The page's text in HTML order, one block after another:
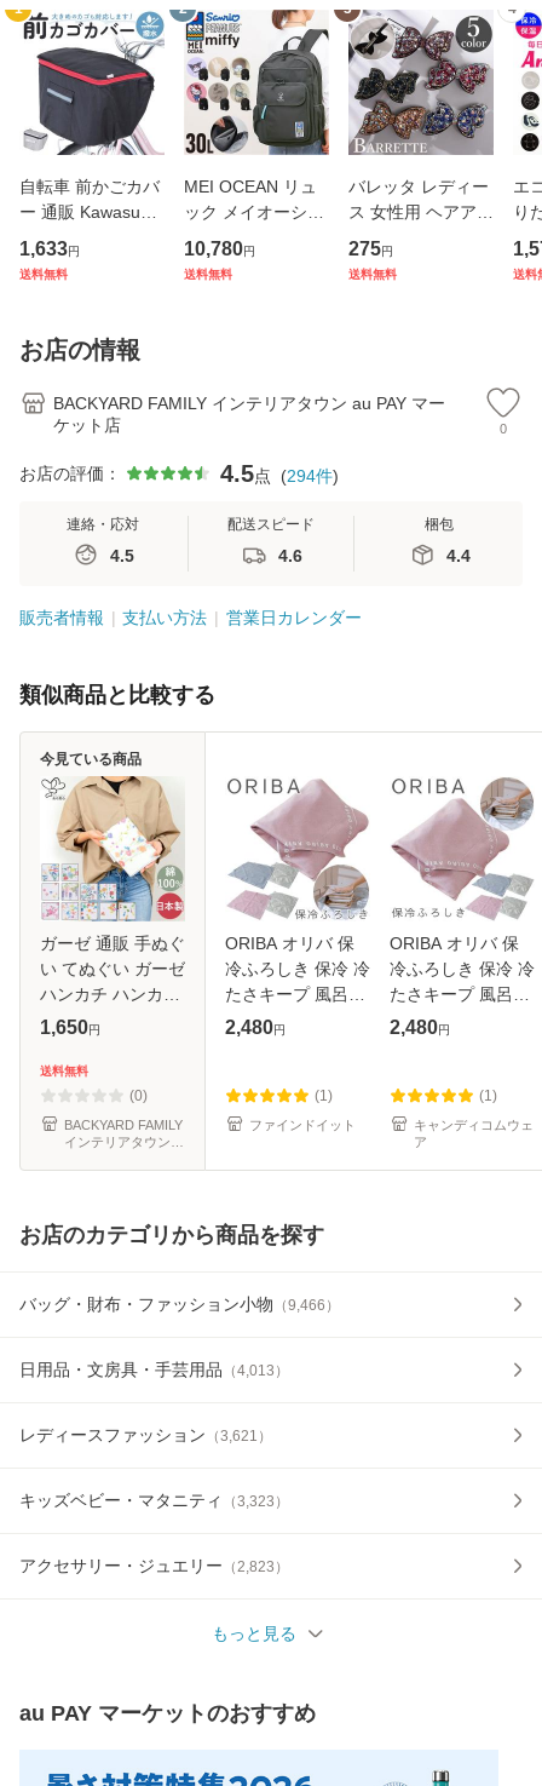
1
自転車 前かごカバ
ー 通販 Kawasumi
カワスミ 前カゴカ
バー バスケット カ
カバー 前 Keia＋
かわ
1,633円
送料無料
2
MEI OCEAN リュ
ック メイオーシャ
ン 6206 通販 リュ
ックサック バック
10,780円
送料無料
3
バレッタ レディー
ス 女性用 ヘアアク
セサリー リボン ラ
インストーン キラ
275円
送料無料
4
エ
り
ト
ア
送料
お店の情報
BACKYARD FAMILY インテリアタウン au PAY マー
ケット店
0
お店の評価： 4.5点 (294件)
連絡・応対
4.5
配送スピード
4.6
梱包
4.4
販売者情報 支払い方法 営業日カレンダー
類似商品と比較する
ガーゼ 通販 手ぬぐ
い てぬぐい ガーゼ
ハンカチ ハンカチ
二重ガーゼ ランチ
り 肌に優しい ふん
わり 軽い 洗える
吸水
1,650円
送料無料
(0)
BACKYARD FAMILY
インテリアタウン
店
今見ている商品
ORIBA オリバ 保
冷ふろしき 保冷 冷
たさキープ 風呂敷
まとめ買い 冷凍 食
ョッピング 人気 お
すす
2,480円
(1)
ファインドイット
ORIBA オリバ 保
冷ふろしき 保冷 冷
たさキープ 風呂敷
まとめ買い 冷凍 食
ョッピング 人気 お
すす
2,480円
(1)
キャンディコムウェ
ア
お店のカテゴリから商品を探す
バッグ・財布・ファッション小物 （9,466 ）
日用品・文房具・手芸用品 （4,013 ）
レディースファッション （3,621 ）
キッズベビー・マタニティ （3,323 ）
アクセサリー・ジュエリー （2,823 ）
もっと見る
au PAY マーケットのおすすめ